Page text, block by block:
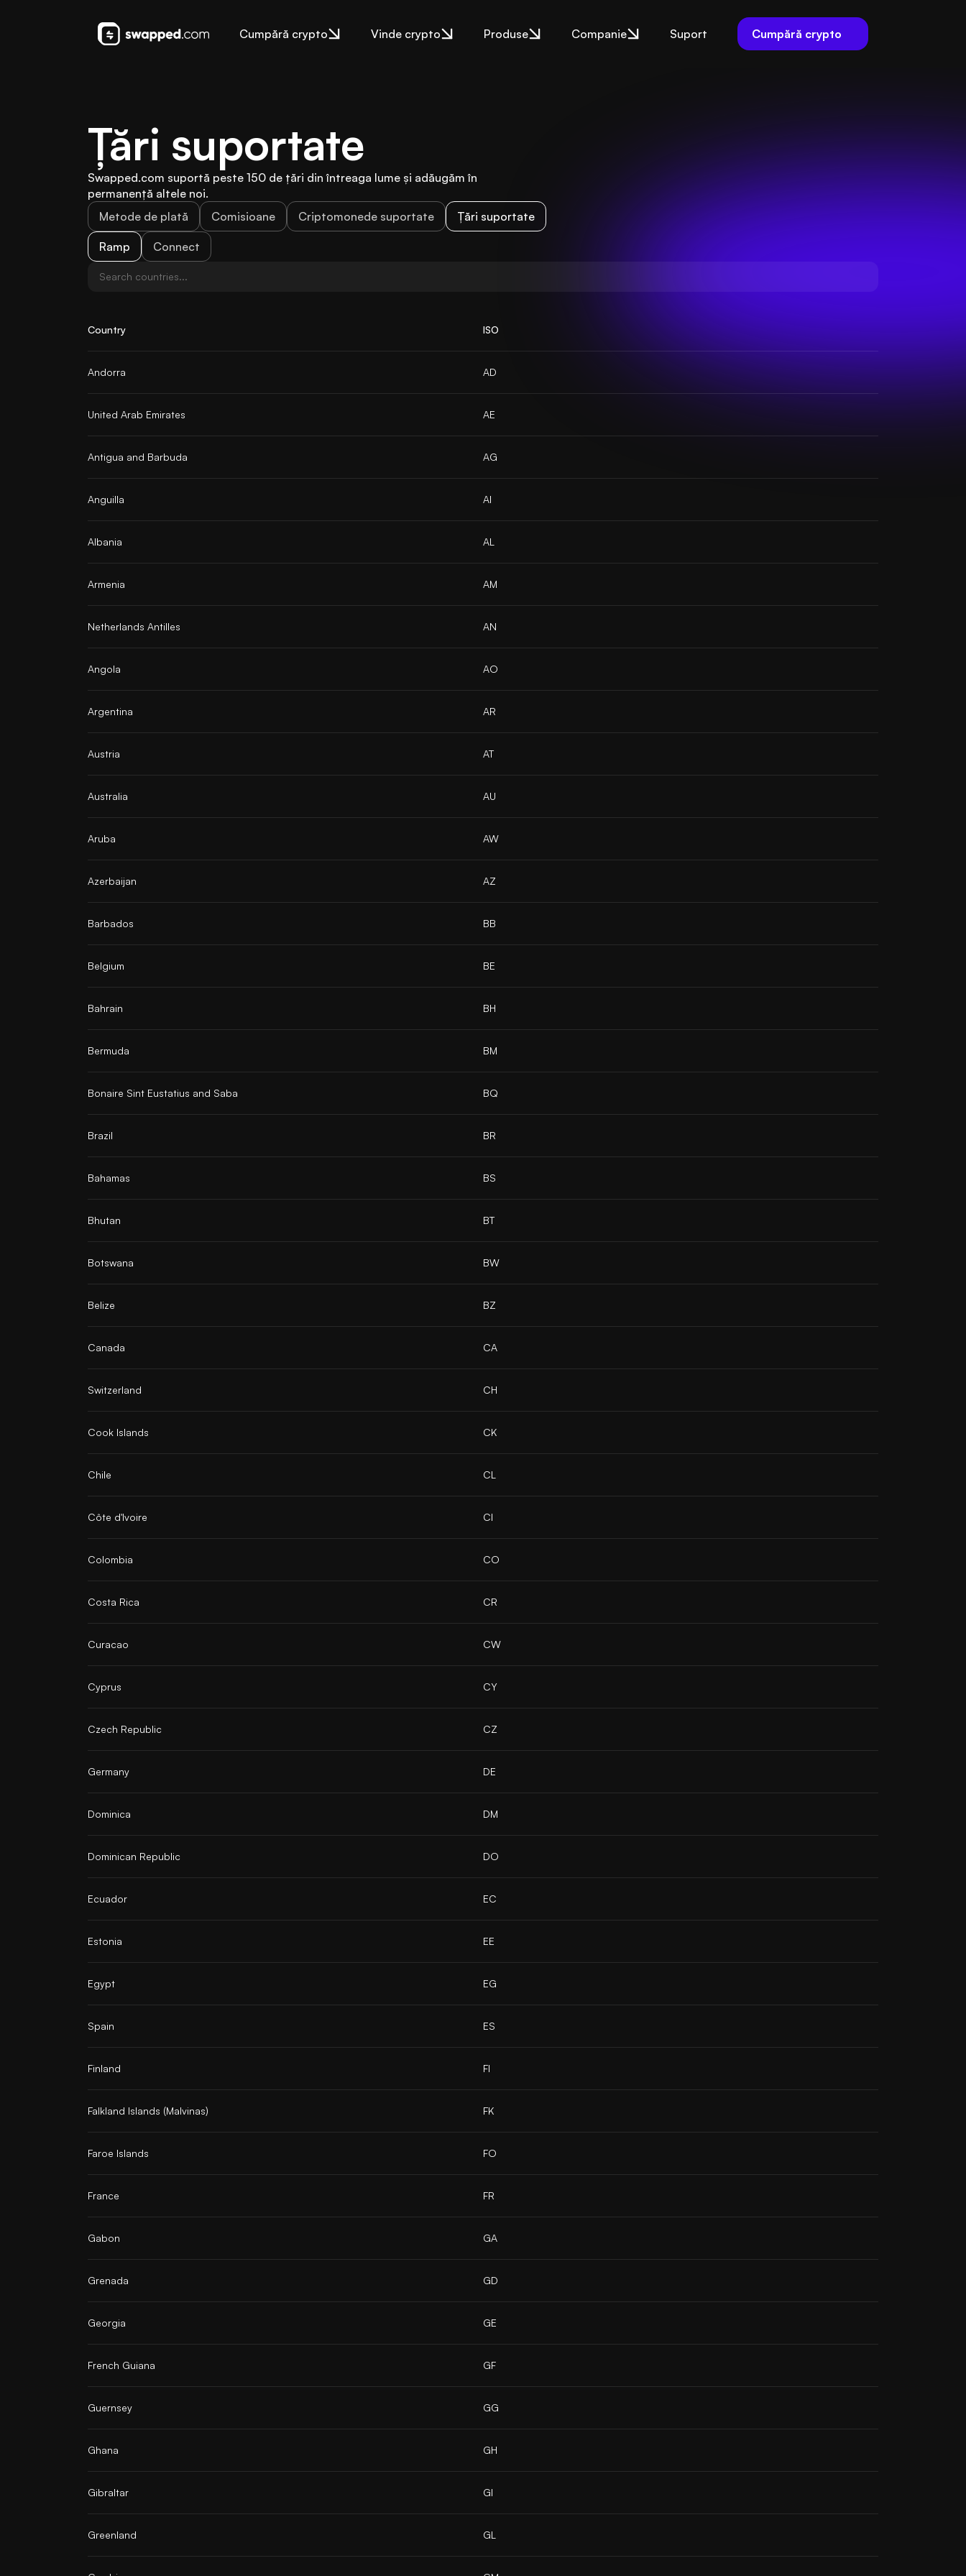
Cumpără crypto Vinde crypto Produse Companie Suport Cumpără crypto
Țări suportate
Swapped.com suportă peste 150 de țări din întreaga lume și adăugăm în
permanență altele noi.
Metode de plată
Comisioane Criptomonede suportate Țări suportate
Ramp Connect
Country ISO
Andorra AD
United Arab Emirates AE
Antigua and Barbuda AG
Anguilla AI
Albania AL
Armenia AM
Netherlands Antilles AN
Angola AO
Argentina AR
Austria AT
Australia AU
Aruba AW
Azerbaijan AZ
Barbados BB
Belgium BE
Bahrain BH
Bermuda BM
Bonaire Sint Eustatius and Saba BQ
Brazil BR
Bahamas BS
Bhutan BT
Botswana BW
Belize BZ
Canada CA
Switzerland CH
Cook Islands CK
Chile CL
Côte d'Ivoire CI
Colombia CO
Costa Rica CR
Curacao CW
Cyprus CY
Czech Republic CZ
Germany DE
Dominica DM
Dominican Republic DO
Ecuador EC
Estonia EE
Egypt EG
Spain ES
Finland FI
Falkland Islands (Malvinas) FK
Faroe Islands FO
France FR
Gabon GA
Grenada GD
Georgia GE
French Guiana GF
Guernsey GG
Ghana GH
Gibraltar GI
Greenland GL